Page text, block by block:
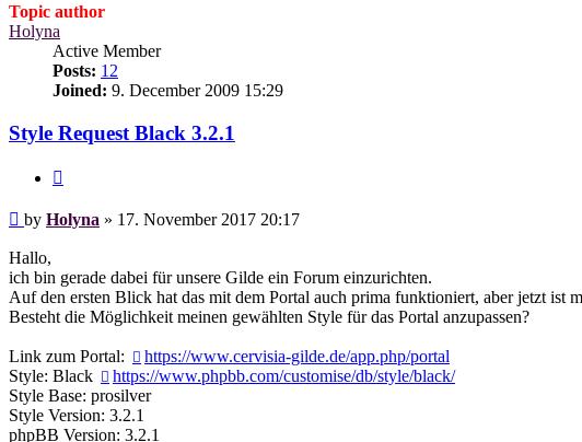
Topic author
Holyna
Active Member
Posts: 12
Joined: 9. December 2009 15:29
Style Request Black 3.2.1
Post
by Holyna » 17. November 2017 20:17
Hallo,
ich bin gerade dabei für unsere Gilde ein Forum einzurichten.
Auf den ersten Blick hat das mit dem Portal auch prima funktioniert, aber jetzt
Besteht die Möglichkeit meinen gewählten Style für das Portal anzupassen?
Link zum Portal:
https://www.cervisia-gilde.de/app.php/portal
Style: Black
https://www.phpbb.com/customise/db/style/black/
Style Base: prosilver
Style Version: 3.2.1
phpBB Version: 3.2.1